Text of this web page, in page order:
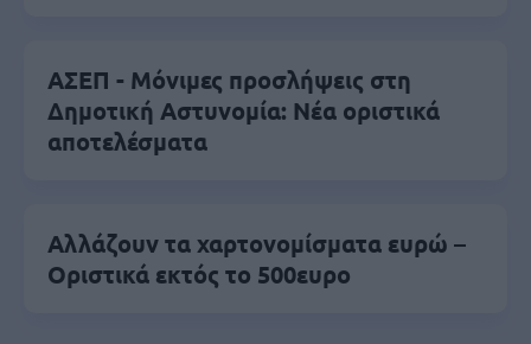
ΑΣΕΠ - Μόνιμες προσλήψεις στη
Δημοτική Αστυνομία: Νέα οριστικά
αποτελέσματα
Αλλάζουν τα χαρτονομίσματα ευρώ –
Οριστικά εκτός το 500ευρο